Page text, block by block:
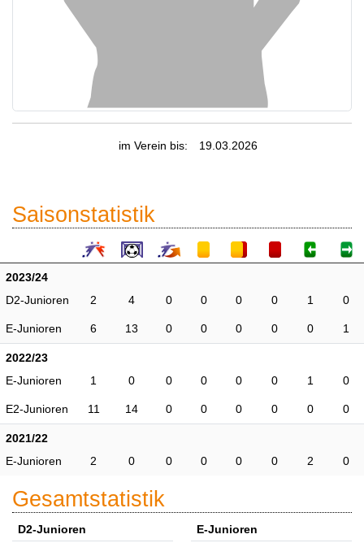
im Verein bis: 19.03.2026
Saisonstatistik
2023/24
D2-Junioren
2 4 0 0 0 0 1 0
E-Junioren 6 13 0 0 0 0 0 1
2022/23
E-Junioren
1 0 0 0 0 0 1 0
E2-Junioren 11 14 0 0 0 0 0 0
2021/22
E-Junioren
2 0 0 0 0 0 2 0
Gesamtstatistik
D2-Junioren
E-Junioren